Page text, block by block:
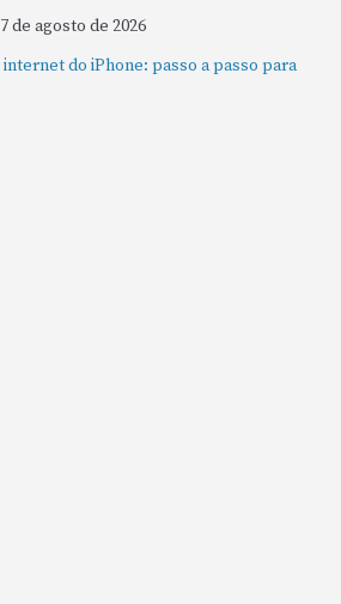
7 de agosto de 2026
do iPhone: passo a passo para